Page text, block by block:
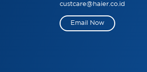
custcare@haier.co.id
Email Now